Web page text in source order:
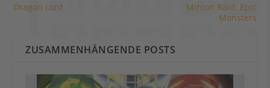
Dragon Lord
Minion Raid: Epic
Monsters
ZUSAMMENHÄNGENDE POSTS